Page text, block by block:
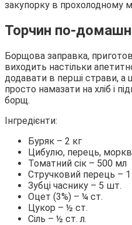
закупорку в прохолодному
Торчин по-
Борщова заправка,
виходить настільки
додавати в перші страви,
просто намазати на хліб і
борщ.
Інгредієнти:
Буряк – 2 кг
Цибулю, перець,
Томатний сік – 500 мл
Стручковий перець –
Зубці часнику – 5 шт.
Оцет (3%) – ¼ ст.
Цукор – ½ ст.
Сіль – ½ ст. л.